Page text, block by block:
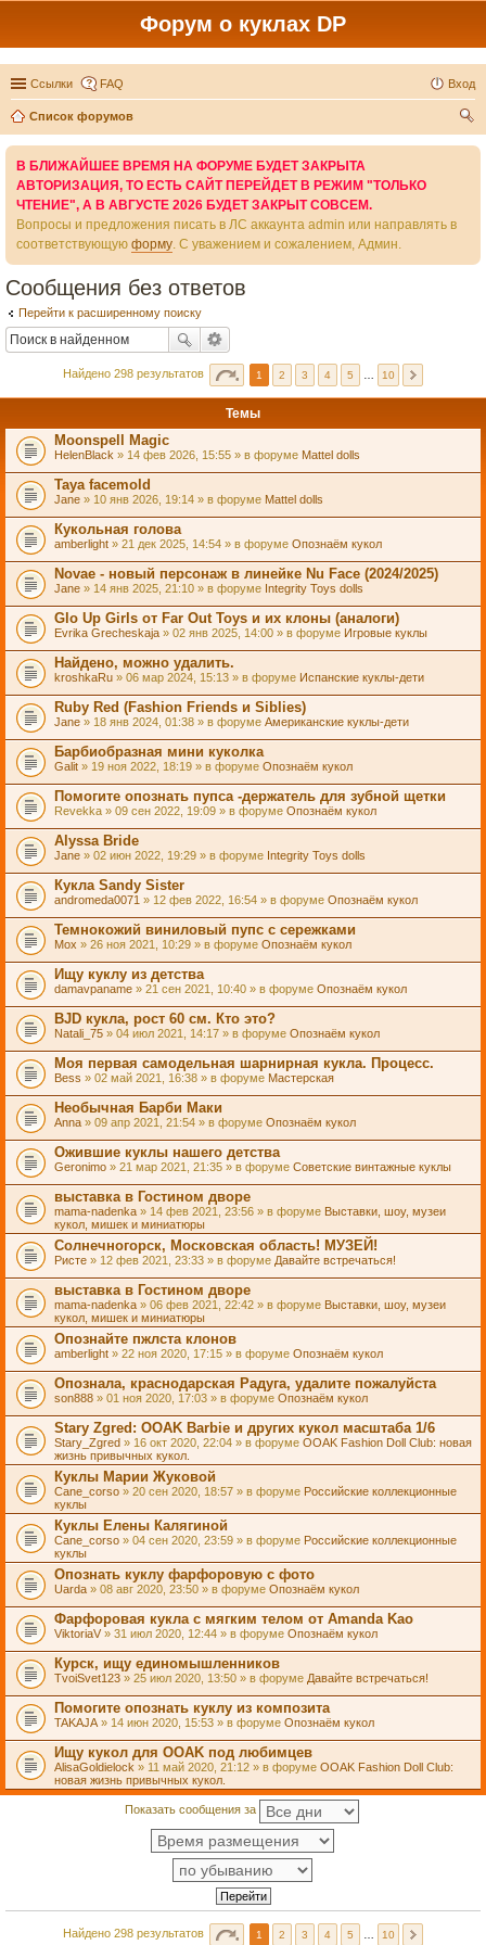
Форум о куклах DP
Ссылки FAQ Вход
Список форумов
В БЛИЖАЙШЕЕ ВРЕМЯ НА ФОРУМЕ БУДЕТ ЗАКРЫТА
АВТОРИЗАЦИЯ, ТО ЕСТЬ САЙТ ПЕРЕЙДЕТ В РЕЖИМ "ТОЛЬКО
ЧТЕНИЕ", А В АВГУСТЕ 2026 БУДЕТ ЗАКРЫТ СОВСЕМ.
Вопросы и предложения писать в ЛС аккаунта admin или направлять в
соответствующую форму. С уважением и сожалением, Админ.
Сообщения без ответов
Перейти к расширенному поиску
Найдено 298 результатов 1 2 3 4 5 10
Темы
Moonspell Magic
HelenBlack » 14 фев 2026, 15:55 » в форуме Mattel dolls
Taya facemold
Jane » 10 янв 2026, 19:14 » в форуме Mattel dolls
Кукольная голова
amberlight » 21 дек 2025, 14:54 » в форуме Опознаём кукол
Novae - новый персонаж в линейке Nu Face (2024/2025)
Jane » 14 янв 2025, 21:10 » в форуме Integrity Toys dolls
Glo Up Girls от Far Out Toys и их клоны (аналоги)
Evrika Grecheskaja » 02 янв 2025, 14:00 » в форуме Игровые куклы
Найдено, можно удалить.
kroshkaRu » 06 мар 2024, 15:13 » в форуме Испанские куклы-дети
Ruby Red (Fashion Friends и Siblies)
Jane » 18 янв 2024, 01:38 » в форуме Американские куклы-дети
Барбиобразная мини куколка
Galit » 19 ноя 2022, 18:19 » в форуме Опознаём кукол
Помогите опознать пупса -держатель для зубной щетки
Revekka » 09 сен 2022, 19:09 » в форуме Опознаём кукол
Alyssa Bride
Jane » 02 июн 2022, 19:29 » в форуме Integrity Toys dolls
Кукла Sandy Sister
andromeda0071 » 12 фев 2022, 16:54 » в форуме Опознаём кукол
Темнокожий виниловый пупс с сережками
Mox » 26 ноя 2021, 10:29 » в форуме Опознаём кукол
Ищу куклу из детства
damavpaname » 21 сен 2021, 10:40 » в форуме Опознаём кукол
BJD кукла, рост 60 см. Кто это?
Natali_75 » 04 июл 2021, 14:17 » в форуме Опознаём кукол
Моя первая самодельная шарнирная кукла. Процесс.
Bess » 02 май 2021, 16:38 » в форуме Мастерская
Необычная Барби Маки
Anna » 09 апр 2021, 21:54 » в форуме Опознаём кукол
Ожившие куклы нашего детства
Geronimo » 21 мар 2021, 21:35 » в форуме Советские винтажные куклы
выставка в Гостином дворе
mama-nadenka » 14 фев 2021, 23:56 » в форуме Выставки, шоу, музеи
кукол, мишек и миниатюры
Солнечногорск, Московская область! МУЗЕЙ!
Ристе » 12 фев 2021, 23:33 » в форуме Давайте встречаться!
выставка в Гостином дворе
mama-nadenka » 06 фев 2021, 22:42 » в форуме Выставки, шоу, музеи
кукол, мишек и миниатюры
Опознайте пжлста клонов
amberlight » 22 ноя 2020, 17:15 » в форуме Опознаём кукол
Опознала, краснодарская Радуга, удалите пожалуйста
son888 » 01 ноя 2020, 17:03 » в форуме Опознаём кукол
Stary Zgred: OOAK Barbie и других кукол масштаба 1/6
Stary_Zgred » 16 окт 2020, 22:04 » в форуме OOAK Fashion Doll Club: новая
жизнь привычных кукол.
Куклы Марии Жуковой
Cane_corso » 20 сен 2020, 18:57 » в форуме Российские коллекционные
куклы
Куклы Елены Калягиной
Cane_corso » 04 сен 2020, 23:59 » в форуме Российские коллекционные
куклы
Опознать куклу фарфоровую с фото
Uarda » 08 авг 2020, 23:50 » в форуме Опознаём кукол
Фарфоровая кукла с мягким телом от Amanda Kao
ViktoriaV» 31 июл 2020, 12:44 » в форуме Опознаём кукол
Курск, ищу единомышленников
TvoiSvet123 » 25 июл 2020, 13:50 » в форуме Давайте встречаться!
Помогите опознать куклу из композита
TAKAJA » 14 июн 2020, 15:53 » в форуме Опознаём кукол
Ищу кукол для OOAK под любимцев
AlisaGoldielock » 11 май 2020, 21:12 » в форуме OOAK Fashion Doll Club:
новая жизнь привычных кукол.
Показать сообщения за
Найдено 298 результатов 1 2 3 4 5 10